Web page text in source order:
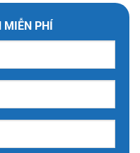
MIỄN PHÍ